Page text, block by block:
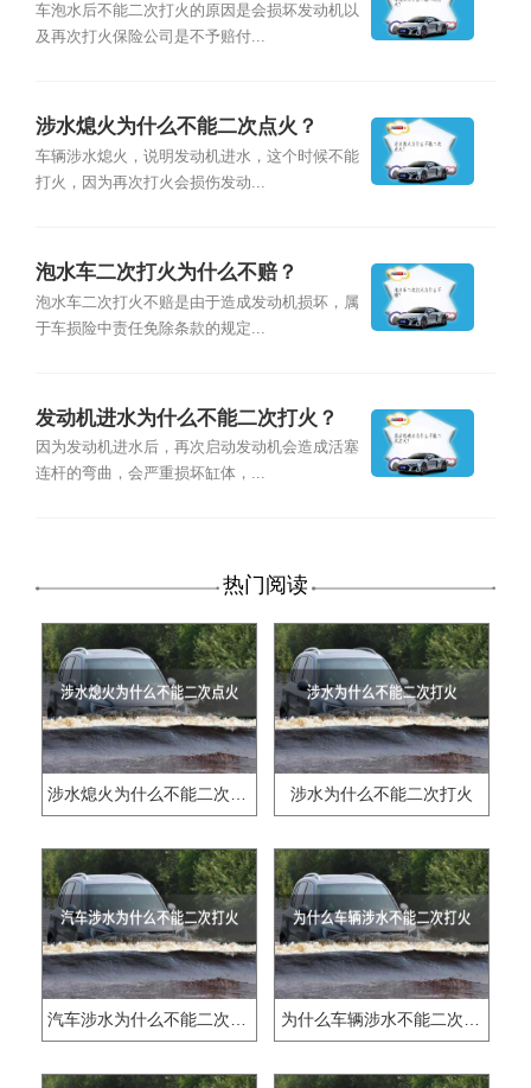
车泡水后不能二次打火的原因是会损坏发动机以
及再次打火保险公司是不予赔付...
涉水熄火为什么不能二次点火？
车辆涉水熄火，说明发动机进水，这个时候不能
打火，因为再次打火会损伤发动...
泡水车二次打火为什么不赔？
泡水车二次打火不赔是由于造成发动机损坏，属
于车损险中责任免除条款的规定...
发动机进水为什么不能二次打火？
因为发动机进水后，再次启动发动机会造成活塞
连杆的弯曲，会严重损坏缸体，...
热门阅读
涉水为什么不能二次打火